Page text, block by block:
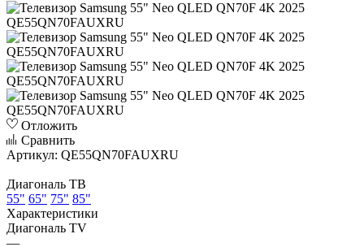
Отложить
Сравнить
Артикул: QE55QN70FAUXRU
Диагональ ТВ
55" 65" 75" 85"
Характеристики
Диагональ TV
—